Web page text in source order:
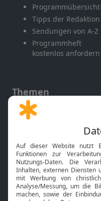
Programmübersicht
Tipps der Redaktion
Sendungen von A-Z
Programmheft
kostenlos anfordern
Themen
Gott und Bibel erklärt
Neuigkeiten